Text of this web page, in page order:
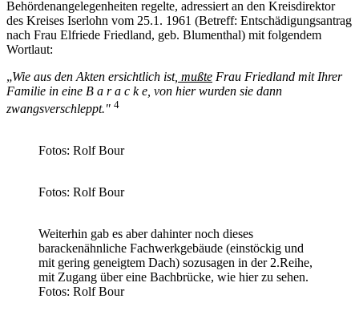
Behördenangelegenheiten regelte, adressiert an den Kreisdirektor
des Kreises Iserlohn vom 25.1. 1961 (Betreff: Entschädigungsantrag
nach Frau Elfriede Friedland, geb. Blumenthal) mit folgendem
Wortlaut:
„Wie aus den Akten ersichtlich ist, mußte Frau Friedland mit Ihrer
Familie in eine B a r a c k e, von hier wurden sie dann
zwangsverschleppt." 4
Fotos: Rolf Bour
Fotos: Rolf Bour
Weiterhin gab es aber dahinter noch dieses
barackenähnliche Fachwerkgebäude (einstöckig und
mit gering geneigtem Dach) sozusagen in der 2.Reihe,
mit Zugang über eine Bachbrücke, wie hier zu sehen.
Fotos: Rolf Bour